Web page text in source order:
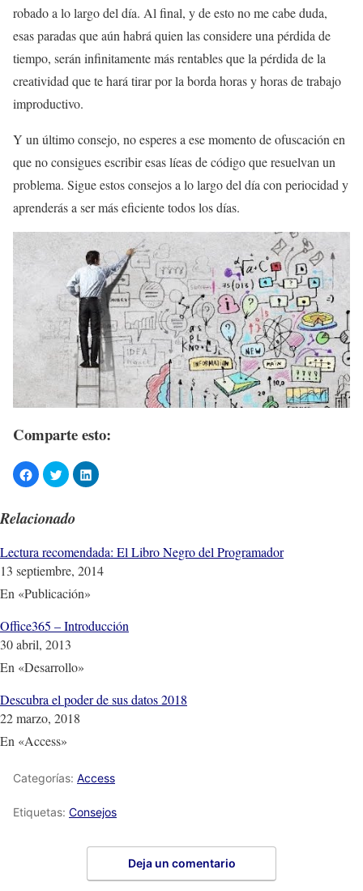
robado a lo largo del día. Al final, y de esto no me cabe duda,
esas paradas que aún habrá quien las considere una pérdida de
tiempo, serán infinitamente más rentables que la pérdida de la
creatividad que te hará tirar por la borda horas y horas de trabajo
improductivo.
Y un último consejo, no esperes a ese momento de ofuscación en
que no consigues escribir esas líeas de código que resuelvan un
problema. Sigue estos consejos a lo largo del día con periocidad y
aprenderás a ser más eficiente todos los días.
Comparte esto:
Relacionado
Lectura recomendada: El Libro Negro del Programador
13 septiembre, 2014
En «Publicación»
Office365 – Introducción
30 abril, 2013
En «Desarrollo»
Descubra el poder de sus datos 2018
22 marzo, 2018
En «Access»
Categorías: Access
Etiquetas: Consejos
Deja un comentario